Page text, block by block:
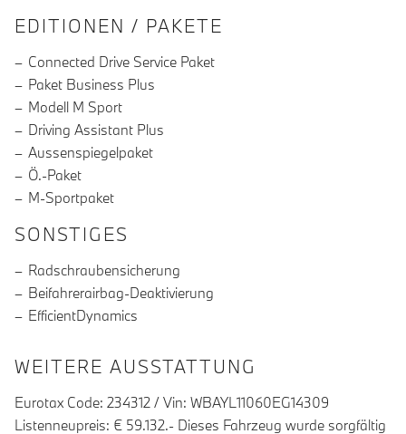
EDITIONEN / PAKETE
Connected Drive Service Paket
Paket Business Plus
Modell M Sport
Driving Assistant Plus
Aussenspiegelpaket
Ö.-Paket
M-Sportpaket
SONSTIGES
Radschraubensicherung
Beifahrerairbag-Deaktivierung
EfficientDynamics
WEITERE AUSSTATTUNG
Eurotax Code: 234312 / Vin: WBAYL11060EG14309
Listenneupreis: € 59.132.- Dieses Fahrzeug wurde sorgfältig